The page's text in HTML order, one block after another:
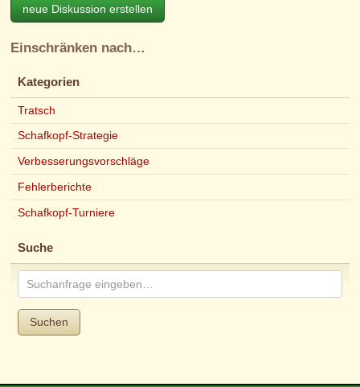
neue Diskussion erstellen
Einschränken nach…
Kategorien
Tratsch
Schafkopf-Strategie
Verbesserungsvorschläge
Fehlerberichte
Schafkopf-Turniere
Suche
Suchen